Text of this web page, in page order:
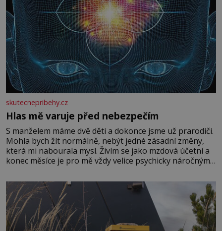
skutecnepribehy.cz
Hlas mě varuje před nebezpečím
S manželem máme dvě děti a dokonce jsme už prarodiči.
Mohla bych žít normálně, nebýt jedné zásadní změny,
která mi nabourala mysl. Živím se jako mzdová účetní a
konec měsíce je pro mě vždy velice psychicky náročným
dál častěji volá o pomoc, co se hlídání týče. Dalo by se